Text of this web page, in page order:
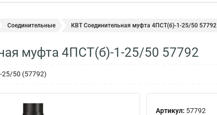
Соединительные КВТ Соединительная муфта 4ПСТ(б)-1-25/50 57792
муфта 4ПСТ(б)-1-25/50 57792
25/50 (57792)
Артикул: 57792